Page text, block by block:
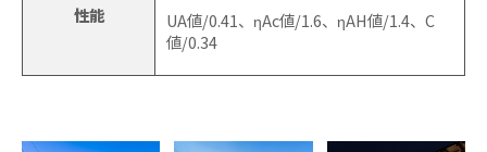
性能
UA値/0.41、ηAc値/1.6、ηAH値/1.4、C
値/0.34